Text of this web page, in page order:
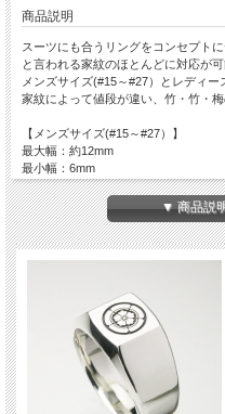
商品説明
スーツにも合うリングをコンセプト
と言われる家紋のほとんどに対応が可
メンズサイズ(#15～#27）とレディー
家紋によって値段が違い、竹・竹・梅
【メンズサイズ(#15～#27）】
最大幅：約12mm
最小幅：6mm
家紋部分の直径：約7.5mm
【レディースサイズ(#7～#13）】
最大幅：約11mm
対応する家紋は「竹コース家紋一覧
※お買い物ページに戻る際はブラウ
オプションで家紋の両脇に石を留める
ンペーン対象商品】 です。
▼ 商品説